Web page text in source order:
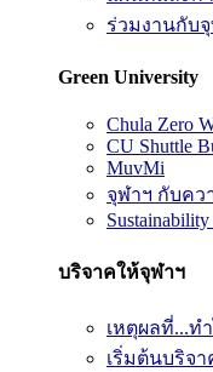
ร่วมงานกับ
Green University
Chula Zero
CU Shuttle
MuvMi
จุฬาฯ กับคว
บริจาคให้จุฬาฯ
เหตุผลที่...ท
เริ่มต้นบริจา